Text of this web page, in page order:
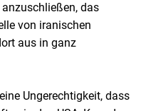
das
von iranischen
aus in ganz
Ungerechtigkeit, dass